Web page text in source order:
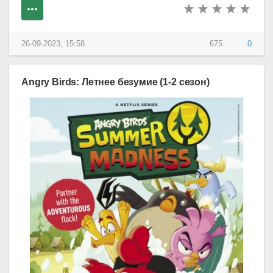
675 0
26-09-2023, 15:58
Angry Birds: Летнее безумие (1-2 сезон)